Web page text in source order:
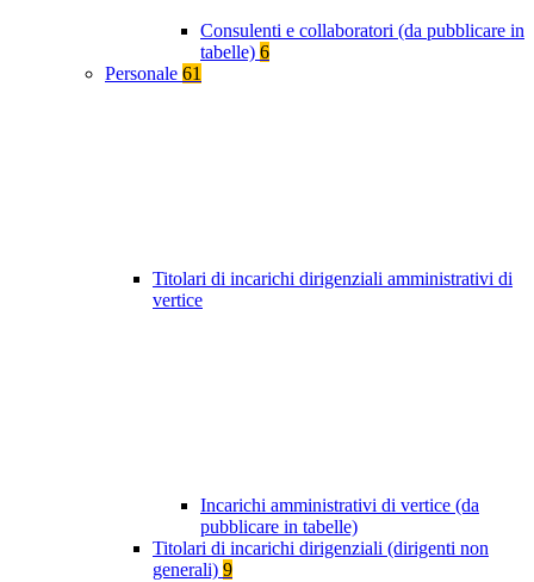
Consulenti e collaboratori (da pubblicare in
tabelle) 6
Personale 61
Titolari di incarichi dirigenziali amministrativi di
vertice
Incarichi amministrativi di vertice (da
pubblicare in tabelle)
Titolari di incarichi dirigenziali (dirigenti non
generali) 9